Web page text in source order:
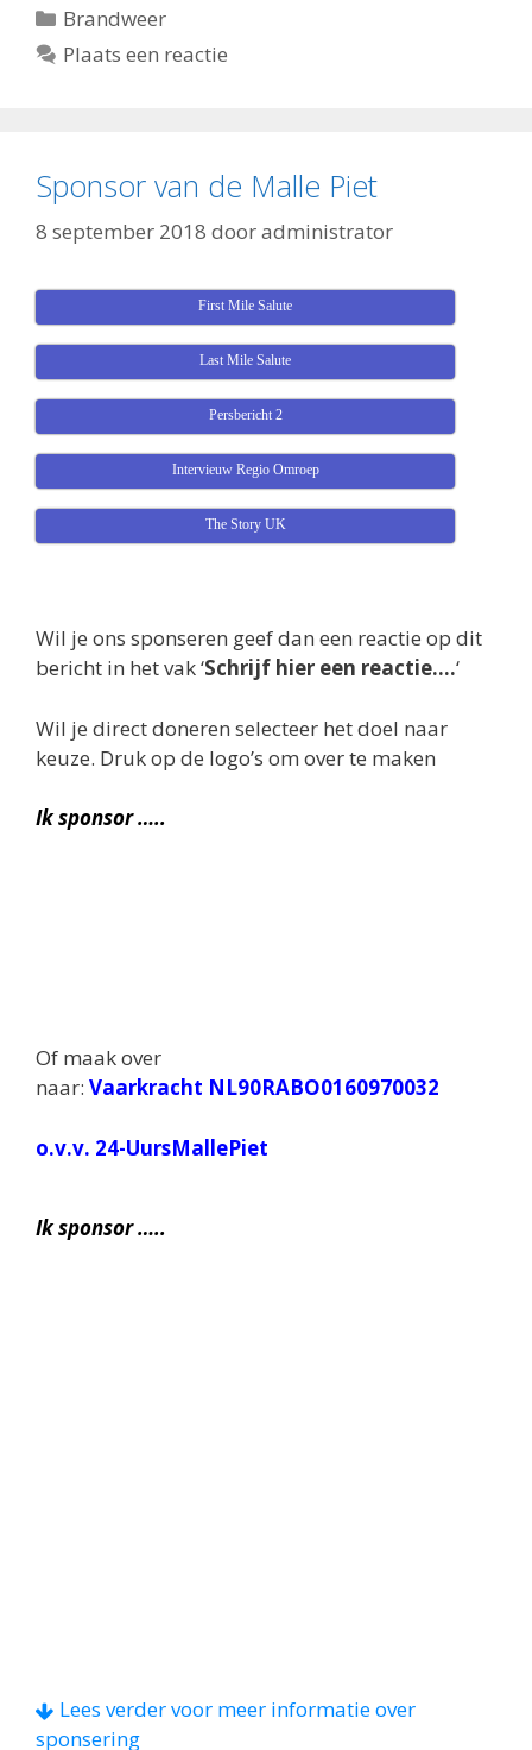
Categorieën
Brandweer
Plaats een reactie
Sponsor van de Malle Piet
8 september 2018 dooradministrator
First Mile Salute
Last Mile Salute
Persbericht 2
Intervieuw Regio Omroep
The Story UK
Wil je ons sponseren geef dan een reactie op dit
bericht in het vak ‘Schrijf hier een reactie….‘
Wil je direct doneren selecteer het doel naar
keuze. Druk op de logo’s om over te maken
Ik sponsor …..
Of maak over
naar: Vaarkracht NL90RABO0160970032
o.v.v. 24-UursMallePiet
Ik sponsor …..
Door een reactie te geven weten we dat je ons
wilt sponseren en kun je op de 20e je bedrag
Lees verder voor meer informatie over
sponsering